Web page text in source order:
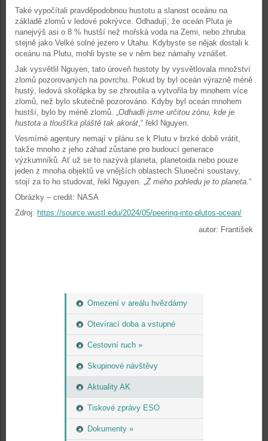
Omezení v areálu hvězdárny
Otevírací doba a vstupné
Cestovní ruch »
Skupinové návštěvy
Aktuality AK
Tiskové zprávy ESO
Dokumenty »
Také vypočítali pravděpodobnou hustotu a slanost oceánu na
základě zlomů v ledové pokrývce. Odhadují, že oceán Pluta je
nanejvýš asi o 8 % hustší než mořská voda na Zemi, nebo zhruba
stejně jako Velké solné jezero v Utahu. Kdybyste se nějak dostali k
oceánu na Plutu, mohli byste se v něm bez námahy vznášet.
Jak vysvětlil Nguyen, tato úroveň hustoty by vysvětlovala množství
zlomů pozorovaných na povrchu. Pokud by byl oceán výrazně méně
hustý, ledová skořápka by se zhroutila a vytvořila by mnohem více
zlomů, než bylo skutečně pozorováno. Kdyby byl oceán mnohem
hustší, bylo by méně zlomů. „ Odhadli jsme určitou zónu, kde je
hustota a tloušťka pláště tak akorát ,“ řekl Nguyen.
Vesmírné agentury nemají v plánu se k Plutu v brzké době vrátit,
takže mnoho z jeho záhad zůstane pro budoucí generace
výzkumníků. Ať už se to nazývá planeta, planetoida nebo pouze
jeden z mnoha objektů ve vnějších oblastech Sluneční soustavy,
stojí za to ho studovat, řekl Nguyen. „ Z mého pohledu je to planeta .“
Obrázky – credit: NASA
Zdroj: https://source.wustl.edu/2024/05/peering-into-plutos-ocean/
autor: František